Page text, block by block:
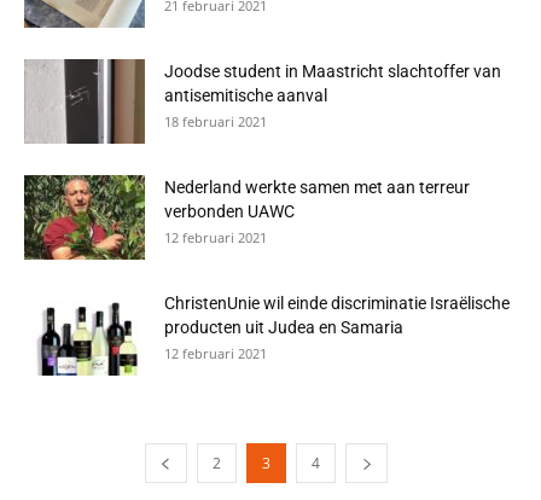
21 februari 2021
Joodse student in Maastricht slachtoffer van
antisemitische aanval
18 februari 2021
Nederland werkte samen met aan terreur
verbonden UAWC
12 februari 2021
ChristenUnie wil einde discriminatie Israëlische
producten uit Judea en Samaria
12 februari 2021
2 3 4